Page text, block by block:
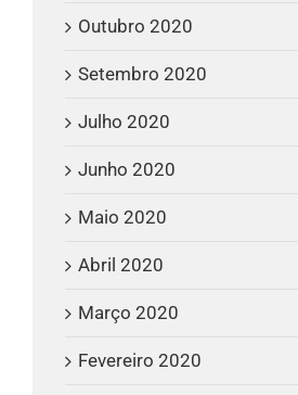
Outubro 2020
Setembro 2020
Julho 2020
Junho 2020
Maio 2020
Abril 2020
Março 2020
Fevereiro 2020